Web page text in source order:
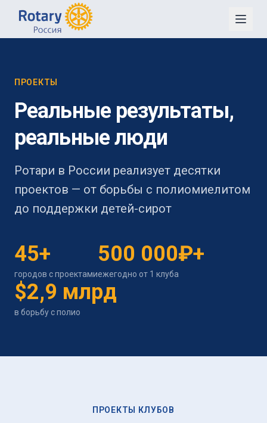
ПРОЕКТЫ
Реальные результаты,
реальные люди
Ротари в России реализует десятки
проектов — от борьбы с полиомиелитом
до поддержки детей-сирот
45+
городов с проектами
500 000₽+
ежегодно от 1 клуба
$2,9 млрд
в борьбу с полио
ПРОЕКТЫ КЛУБОВ